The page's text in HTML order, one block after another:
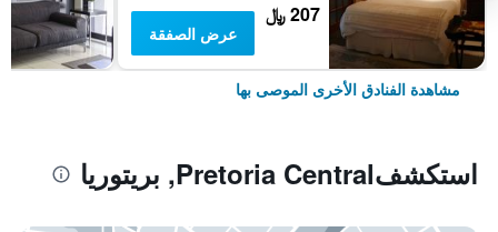
207 ﷼
عرض الصفقة
مشاهدة الفنادق الأخرى الموصى بها
استكشفPretoria Central, بريتوريا